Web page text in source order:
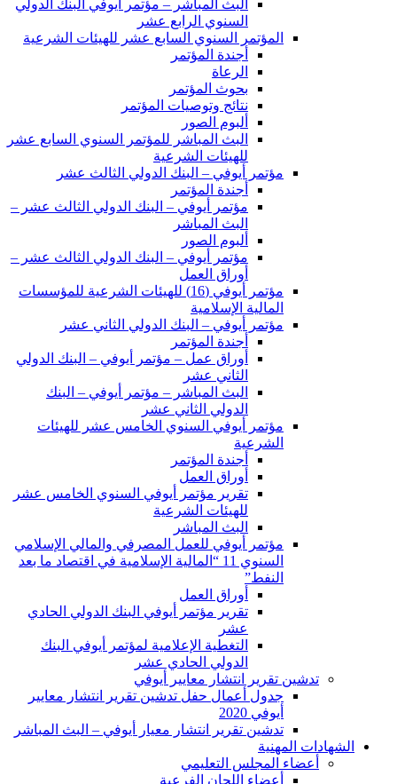
البث المباشر – مؤتمر أيوفي البنك الدولي
السنوي الرابع عشر
المؤتمر السنوي السابع عشر للهيئات الشرعية
أجندة المؤتمر
الرعاة
بحوث المؤتمر
نتائج وتوصيات المؤتمر
ألبوم الصور
البث المباشر للمؤتمر السنوي السابع عشر
للهيئات الشرعية
مؤتمر أيوفي – البنك الدولي الثالث عشر
أجندة المؤتمر
مؤتمر أيوفي – البنك الدولي الثالث عشر –
البث المباشر
ألبوم الصور
مؤتمر أيوفي – البنك الدولي الثالث عشر –
أوراق العمل
مؤتمر أيوفي (16) للهيئات الشرعية للمؤسسات
المالية الإسلامية
مؤتمر أيوفي – البنك الدولي الثاني عشر
أجندة المؤتمر
أوراق عمل – مؤتمر أيوفي – البنك الدولي
الثاني عشر
البث المباشر – مؤتمر أيوفي – البنك
الدولي الثاني عشر
مؤتمر أيوفي السنوي الخامس عشر للهيئات
الشرعية
أجندة المؤتمر
أوراق العمل
تقرير مؤتمر أيوفي السنوي الخامس عشر
للهيئات الشرعية
البث المباشر
مؤتمر أيوفي للعمل المصرفي والمالي الإسلامي
السنوي 11 “المالية الإسلامية في اقتصاد ما بعد
النفط”
أوراق العمل
تقرير مؤتمر أيوفي البنك الدولي الحادي
عشر
التغطية الإعلامية لمؤتمر أيوفي البنك
الدولي الحادي عشر
تدشين تقرير انتشار معايير أيوفي
جدول أعمال حفل تدشين تقرير انتشار معايير
أيوفي 2020
تدشين تقرير انتشار معيار أيوفي – البث المباشر
الشهادات المهنية
أعضاء المجلس التعليمي
أعضاء اللجان الفرعية